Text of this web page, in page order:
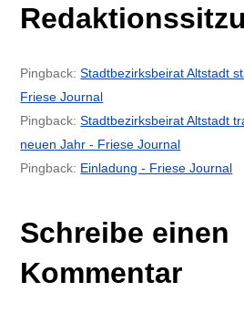
Pingback:Stadtbezirksbeirat Altstadt
Friese Journal
Pingback:Stadtbezirksbeirat Altstadt
neuen Jahr - Friese Journal
Pingback: Einladung - Friese Journal
Schreibe einen
Kommentar